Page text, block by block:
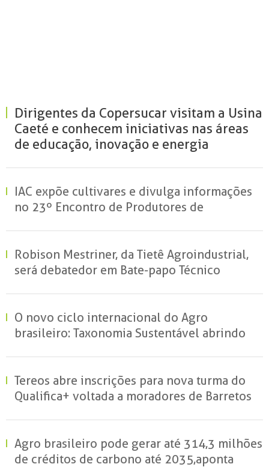
Dirigentes da Copersucar visitam a Usina
Caeté e conhecem iniciativas nas áreas
de educação, inovação e energia
IAC expõe cultivares e divulga informações
no 23º Encontro de Produtores de
Robison Mestriner, da Tietê Agroindustrial,
será debatedor em Bate-papo Técnico
O novo ciclo internacional do Agro
brasileiro: Taxonomia Sustentável abrindo
Tereos abre inscrições para nova turma do
Qualifica+ voltada a moradores de Barretos
Agro brasileiro pode gerar até 314,3 milhões
de créditos de carbono até 2035, aponta